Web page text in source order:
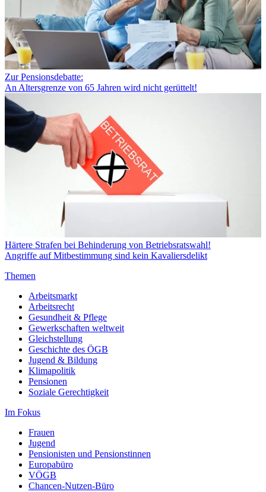
Zur Pensionsdebatte:
An Altersgrenze von 65 Jahren wird nicht gerüttelt!
Härtere Strafen bei Behinderung von Betriebsratswahl!
Angriffe auf Mitbestimmung sind kein Kavaliersdelikt
Themen
Arbeitsmarkt
Arbeitsrecht
Gesundheit & Pflege
Gewerkschaften weltweit
Gleichstellung
Geschichte des ÖGB
Jugend & Bildung
Klimapolitik
Pensionen
Soziale Gerechtigkeit
Im Fokus
Frauen
Jugend
Pensionisten und Pensionstinnen
Europabüro
VÖGB
Chancen-Nutzen-Büro